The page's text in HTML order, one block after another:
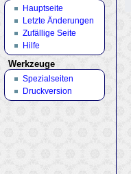
Hauptseite
Letzte Änderungen
Zufällige Seite
Hilfe
Werkzeuge
Spezialseiten
Druckversion